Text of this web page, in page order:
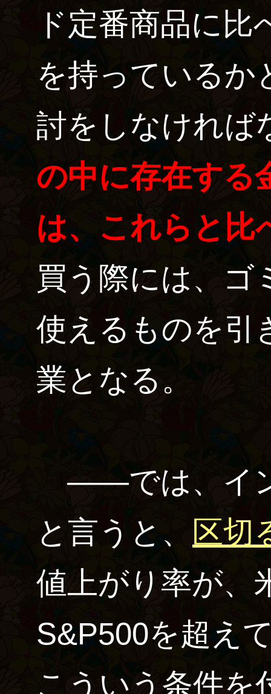
ド定番商品に
を持っているか
討をしなければ
の中に存在する
は、これらと比
買う際には、ゴ
使えるものを引
業となる。
――では、イ
と言うと、
区切
値上がり率が、
S&P500を超え
こういう条件を